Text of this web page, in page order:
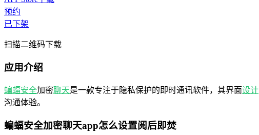
预约
已下架
扫描二维码下载
应用介绍
蝙蝠安全加密聊天是一款专注于隐私保护的即时通讯软件，其界面设计
沟通体验。
蝙蝠安全加密聊天app怎么设置阅后即焚